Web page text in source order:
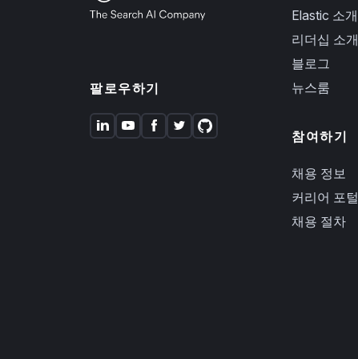
팔로우하기
Elastic 소개
리더십 소개
블로그
뉴스룸
참여하기
채용 정보
커리어 포털
채용 절차